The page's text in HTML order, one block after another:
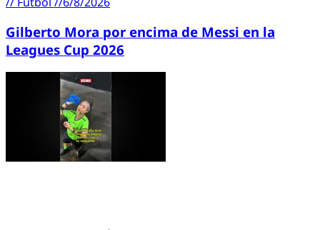
Gilberto Mora por encima de Messi en la
Leagues Cup 2026